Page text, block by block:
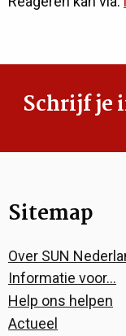
Schrijf je
Sitemap
Over SUN
Informatie voor…
Help ons helpen
Actueel